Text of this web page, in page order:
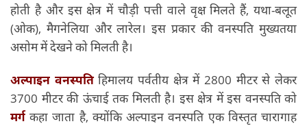
होती है और इस क्षेत्र में चौड़ी पत्ती वाले वृक्ष मिलते हैं, यथा-बलूत
(ओक), मैगनेलिया और लारेल। इस प्रकार की वनस्पति मुख्यतया
असोम में देखने को मिलती है।
अल्पाइन वनस्पतिहिमालय पर्वतीय क्षेत्र में 2800 मीटर से लेकर
3700 मीटर की ऊंचाई तक मिलती है। इस क्षेत्र में इस वनस्पति को
मर्गकहा जाता है, क्योंकि अल्पाइन वनस्पति एक विस्तृत चारागाह